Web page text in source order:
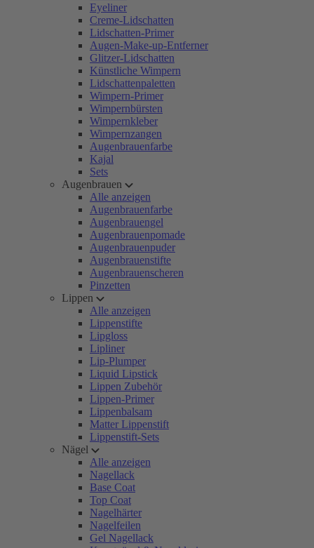
Eyeliner
Creme-Lidschatten
Lidschatten-Primer
Augen-Make-up-Entferner
Glitzer-Lidschatten
Künstliche Wimpern
Lidschattenpaletten
Wimpern-Primer
Wimpernbürsten
Wimpernkleber
Wimpernzangen
Augenbrauenfarbe
Kajal
Sets
Augenbrauen
Alle anzeigen
Augenbrauenfarbe
Augenbrauengel
Augenbrauenpomade
Augenbrauenpuder
Augenbrauenstifte
Augenbrauenscheren
Pinzetten
Lippen
Alle anzeigen
Lippenstifte
Lipgloss
Lipliner
Lip-Plumper
Liquid Lipstick
Lippen Zubehör
Lippen-Primer
Lippenbalsam
Matter Lippenstift
Lippenstift-Sets
Nägel
Alle anzeigen
Nagellack
Base Coat
Top Coat
Nagelhärter
Nagelfeilen
Gel Nagellack